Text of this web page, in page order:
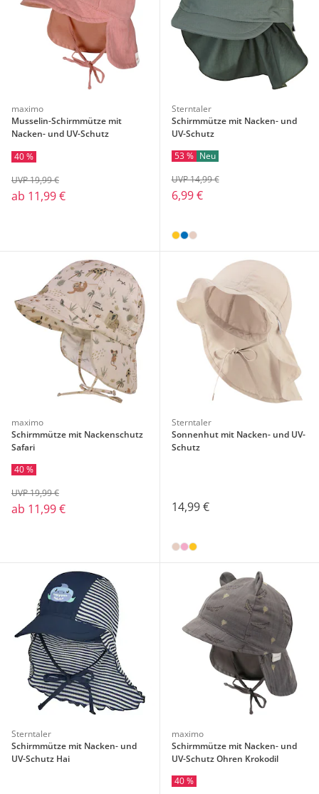
maximo
Musselin-Schirmmütze mit
Nacken- und UV-Schutz
40 %
ab 11,99 €
UVP 19,99 €
Sterntaler
Schirmmütze mit Nacken- und
UV-Schutz
53 % Neu
6,99 €
UVP 14,99 €
maximo
Schirmmütze mit Nackenschutz
Safari
40 %
ab 11,99 €
UVP 19,99 €
Sterntaler
Sonnenhut mit Nacken- und UV-
Schutz
14,99 €
Sterntaler
Schirmmütze mit Nacken- und
UV-Schutz Hai
maximo
Schirmmütze mit Nacken- und
UV-Schutz Ohren Krokodil
40 %